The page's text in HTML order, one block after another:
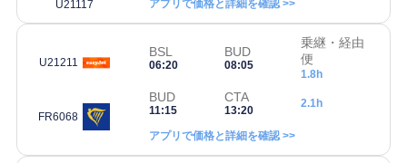
U21117
アプリで価格と詳細を確認 >>
U21211
BSL
06:20
BUD
08:05
乗継・経由
便
1.8h
FR6068
BUD
11:15
CTA
13:20
2.1h
アプリで価格と詳細を確認 >>